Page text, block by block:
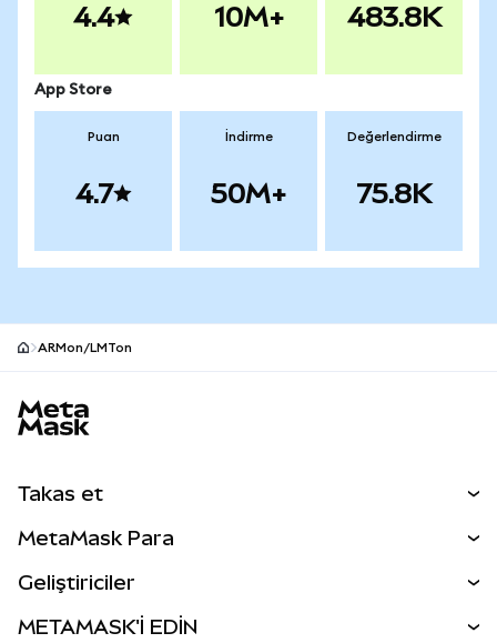
4.4 10M+ 483.8K
App Store
Puan
4.7
İndirme
50M+
Değerlendirme
75.8K
ARMon/LMTon
Takas et
Perps
RWA'lar
MetaMask Para
Geliştiriciler
METAMASK'İ EDİN